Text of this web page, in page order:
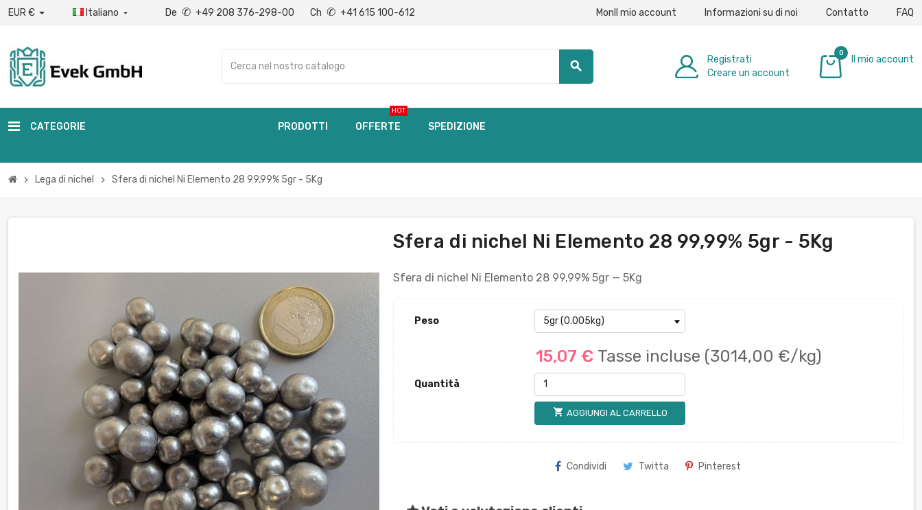
EUR € Italiano  De ✆ +49 208 376-298-00 Ch ✆ +41 615 100-612 MonIl mio account Informazioni su di noi Contatto FAQ
search
Registrati
Creare un account
0
Il mio account
CATEGORIE PRODOTTI OFFERTE
HOT
SPEDIZIONE
chevron_right Lega di nichel chevron_right Sfera di nichel Ni Elemento 28 99,99% 5gr - 5Kg
Sfera di nichel Ni Elemento 28 99,99% 5gr - 5Kg
Sfera di nichel Ni Elemento 28 99,99% 5gr — 5Kg
Peso
15,07 € Tasse incluse (3014,00 €/kg)
Quantità
shopping_cart AGGIUNGI AL CARRELLO
Condividi Twitta Pinterest